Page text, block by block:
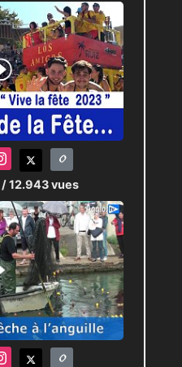
/ 12.943 vues